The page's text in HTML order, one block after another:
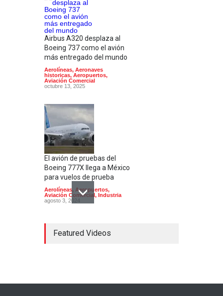
Airbus A320 desplaza al
Boeing 737 como el avión
más entregado del mundo
Aerolíneas, Aeronaves
historicas, Aeropuertos,
Aviación Comercial
octubre 13, 2025
El avión de pruebas del
Boeing 777X llega a México
para vuelos de prueba
Aerolíneas, Aeropuertos,
Aviación Comercial , Industria
agosto 3, 2024
con cero emisiones
Featured Videos